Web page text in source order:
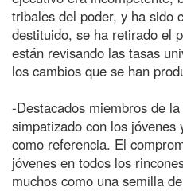
tribales del poder, y ha sido
destituido, se ha retirado el
están revisando las tasas
los cambios que se han
-Destacados miembros de
simpatizado con los jóvenes
como referencia. El
jóvenes en todos los
muchos como una semilla